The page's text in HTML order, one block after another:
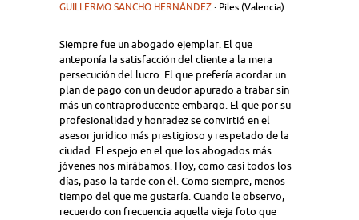
GUILLERMO SANCHO HERNÁNDEZ · Piles (Valencia)
Siempre fue un abogado ejemplar. El que
anteponía la satisfacción del cliente a la mera
persecución del lucro. El que prefería acordar un
plan de pago con un deudor apurado a trabar sin
más un contraproducente embargo. El que por su
profesionalidad y honradez se convirtió en el
asesor jurídico más prestigioso y respetado de la
ciudad. El espejo en el que los abogados más
jóvenes nos mirábamos. Hoy, como casi todos los
días, paso la tarde con él. Como siempre, menos
tiempo del que me gustaría. Cuando le observo,
recuerdo con frecuencia aquella vieja foto que